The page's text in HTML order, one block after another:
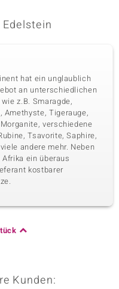
hat ein unglaublich
an unterschiedlichen
z.B. Smaragde,
Amethyste, Tigerauge,
verschiedene
Tsavorite, Saphire,
andere mehr. Neben
ein überaus
kostbarer
Kunden: